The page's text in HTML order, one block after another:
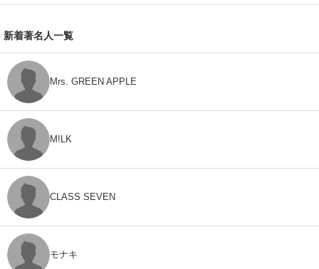
新着著名人一覧
Mrs. GREEN APPLE
M!LK
CLASS SEVEN
モナキ